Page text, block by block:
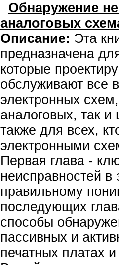
Обнаружение
аналоговых
Описание: Эта
предназначена
которые
обслуживают все
электронных
аналоговых, так
также для всех,
электронными
Первая глава -
неисправностей
правильному
последующих
способы
пассивных и
печатных платах